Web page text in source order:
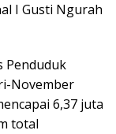
I Gusti Ngurah
Penduduk
November
6,37 juta
total